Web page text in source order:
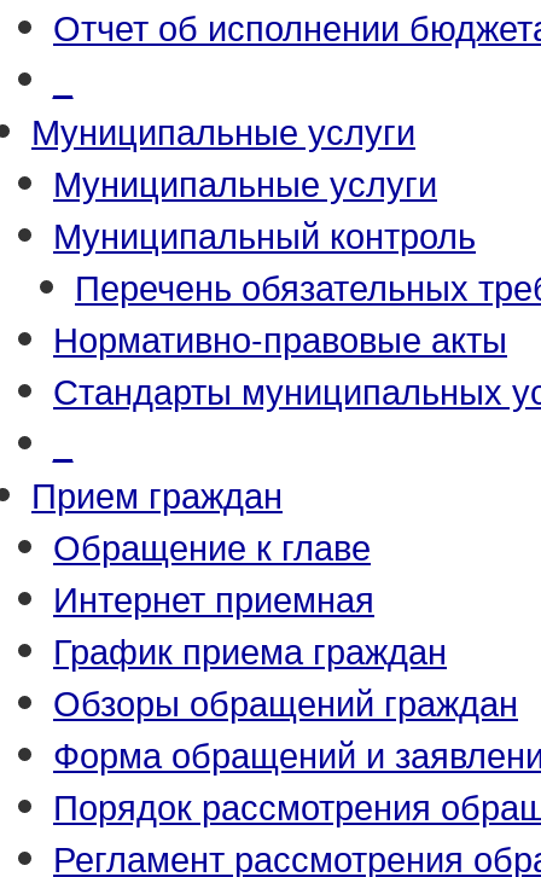
Отчет об исполнении
Муниципальные услуги
Муниципальные услуги
Муниципальный контроль
Перечень обязательных
Нормативно-правовые акты
Стандарты муниципальных
Прием граждан
Обращение к главе
Интернет приемная
График приема граждан
Обзоры обращений граждан
Форма обращений и
Порядок рассмотрения
Регламент рассмотрения